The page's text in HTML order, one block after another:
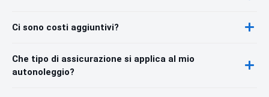
Ci sono costi aggiuntivi?
Che tipo di assicurazione si applica al mio
autonoleggio?